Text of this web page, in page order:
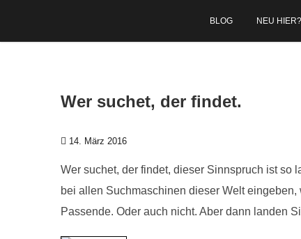
BLOG NEU HIER?
Wer suchet, der findet.
14. März 2016
Wer suchet, der findet, dieser Sinnspruch ist so
bei allen Suchmaschinen dieser Welt
Passende. Oder auch nicht. Aber dann landen